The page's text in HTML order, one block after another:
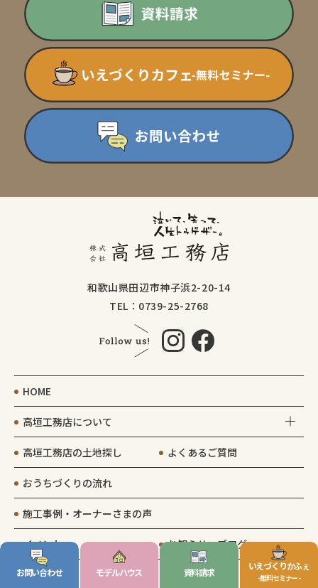
お問い合わせ モデルハウス 資料請求
いえづくりかふぇ
- 無料セミナー -
和歌山県田辺市神子浜2-20-14
TEL：0739-25-2768
HOME
高垣工務店について
高垣工務店の土地探し よくあるご質問
おうちづくりの流れ
施工事例・オーナーさまの声
イベント お知らせ・ブログ
会社案内